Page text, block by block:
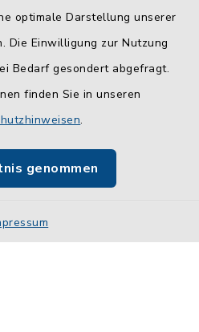
optimale Darstellung unserer
Die Einwilligung zur Nutzung
Bedarf gesondert abgefragt.
finden Sie in unseren
.
genommen